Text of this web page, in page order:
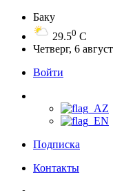
Баку
29.50 C
Четверг, 6
Войти
Подписка
Контакты